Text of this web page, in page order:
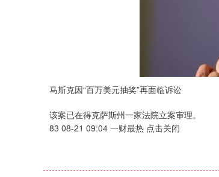
马斯克因“百万美元抽奖”再面临诉讼
该案已在得克萨斯州一家法院立案审理。
83 08-21 09:04 一财最热 点击关闭